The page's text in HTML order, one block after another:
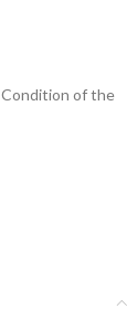
Condition of the